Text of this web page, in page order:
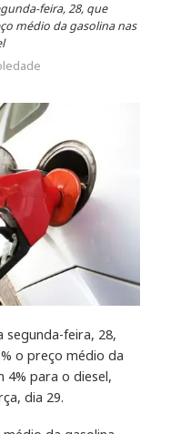
feira, 28, que
médio da gasolina nas
segunda-feira, 28,
o preço médio da
4% para o diesel,
dia 29.